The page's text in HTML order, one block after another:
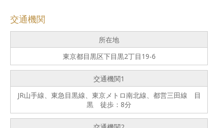
交通機関
所在地
東京都目黒区下目黒2丁目19-6
交通機関1
JR山手線、東急目黒線、東京メトロ南北線、都営三田線 目
黒 徒歩：8分